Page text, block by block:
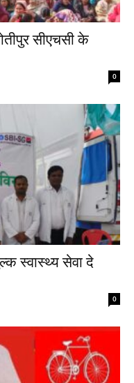
सीएचसी के
0
स्वास्थ्य सेवा दे
0